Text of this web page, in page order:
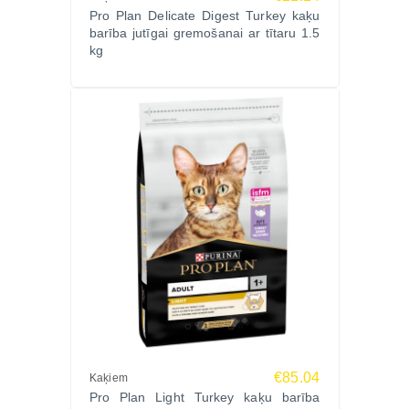
barību, balstoties uz jaunākajiem zinātniskajiem
pētījumiem un veterinārārstu ekspertīzi.
7 gadu vecuma ar tītaru 10kg Zoopasaule.lv un
nodrošiniet savam kaķim veselīgu, aktīvu un
pilnvērtīgu dzīvi!
Pro Plan Delicate Digest Turkey kaķu
barība jutīgai gremošanai ar tītaru 1.5
kg
Kaķiem €85.04
Pro Plan Light Turkey kaķu barība